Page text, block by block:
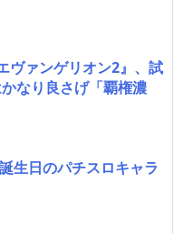
ヴァンゲリオン2』、試
なり良さげ「覇権濃
生日のパチスロキャラ